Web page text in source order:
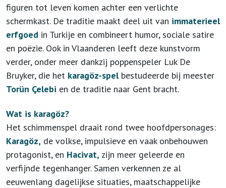
figuren tot leven komen achter een verlichte
schermkast. De traditie maakt deel uit van immaterieel
erfgoed in Turkije en combineert humor, sociale satire
en poëzie. Ook in Vlaanderen leeft deze kunstvorm
verder, onder meer dankzij poppenspeler Luk De
Bruyker, die het karagöz-spelbestudeerde bij meester
Torün Çelebi en de traditie naar Gent bracht.
Wat is karagöz?
Het schimmenspel draait rond twee hoofdpersonages:
Karagöz, de volkse, impulsieve en vaak onbehouwen
protagonist, en Hacivat, zijn meer geleerde en
verfijnde tegenhanger. Samen verkennen ze al
eeuwenlang dagelijkse situaties, maatschappelijke